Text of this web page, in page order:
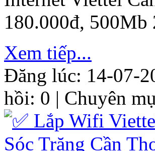
180.000đ, 500Mb
Xem tiếp...
Đăng lúc: 14-07-
hồi: 0 | Chuyên